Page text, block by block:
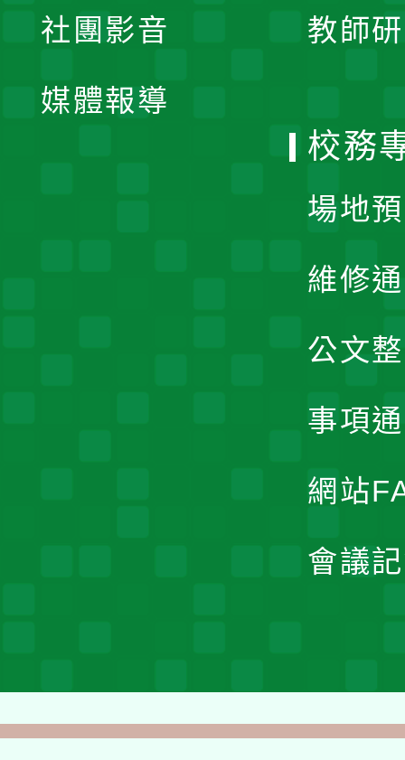
教師
社團影音
媒體報導
校務
場地
維修
公文
事項
網站
會議